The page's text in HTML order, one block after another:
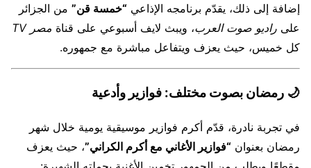
إضافة إلى ذلك، يقدّم برنامجه الإذاعي “خمسة قن” من الجزائر
على راديو صوت العرب، ويبث لايف أسبوعي على قناة مصر TV
كل خميس، حيث يعزف ويتفاعل مباشرة مع جمهوره.
🌙 رمضان بصوت مختلف: فوازير وأدعية
في تجربة نادرة، قدّم أكرم فوازير موسيقية يومية خلال شهر
رمضان بعنوان “فوازير الأغاني مع أكرم الكراني”، حيث يعزف